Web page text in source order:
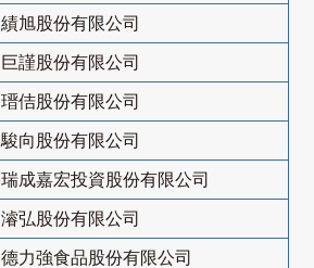
績旭股份有限公司
巨謹股份有限公司
瑨佶股份有限公司
駿向股份有限公司
瑞成嘉宏投資股份有限公司
濬弘股份有限公司
德力強食品股份有限公司